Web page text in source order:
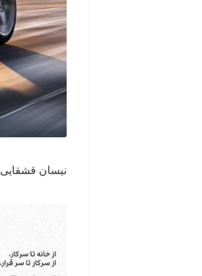
نیسان قشقایی 2021 با طراحی به‌روز شده، کابین جادارتر و سیستم بهبودیافته‌ی اطلاع‌رسانی و سرگرمی رونمایی شد.